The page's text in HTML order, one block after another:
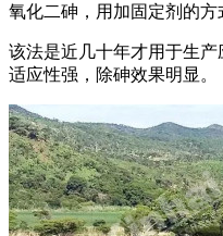
氧化二砷，用加固定剂的方
该法是近几十年才用于生产
适应性强，除砷效果明显。